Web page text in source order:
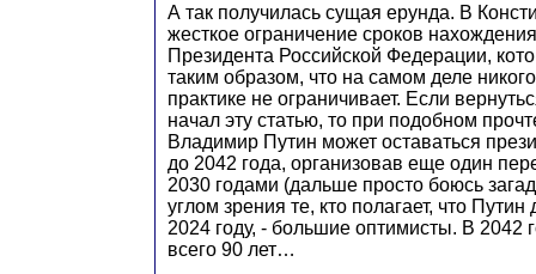
А так получилась сущая ерунда. В
жесткое ограничение сроков
Президента Российской Федерации,
таким образом, что на самом деле
практике не ограничивает. Если
начал эту статью, то при подобном
Владимир Путин может оставаться
до 2042 года, организовав еще один
2030 годами (дальше просто боюсь
углом зрения те, кто полагает, что
2024 году, - большие оптимисты. В 2042
всего 90 лет…